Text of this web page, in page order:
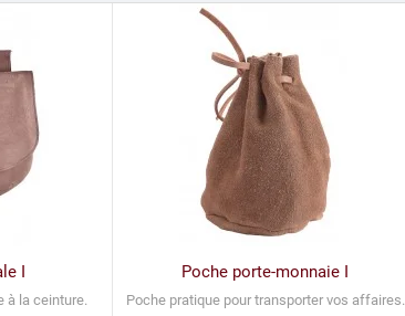
I
à la ceinture.
Poche porte-monnaie I
Poche pratique pour transporter vos affaires.